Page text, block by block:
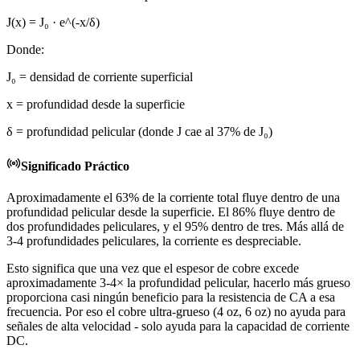
J(x) = J₀ · e^(-x/δ)
Donde:
J₀ = densidad de corriente superficial
x = profundidad desde la superficie
δ = profundidad pelicular (donde J cae al 37% de J₀)
Significado Práctico
Aproximadamente el 63% de la corriente total fluye dentro de una
profundidad pelicular desde la superficie. El 86% fluye dentro de
dos profundidades peliculares, y el 95% dentro de tres. Más allá de
3-4 profundidades peliculares, la corriente es despreciable.
Esto significa que una vez que el espesor de cobre excede
aproximadamente 3-4× la profundidad pelicular, hacerlo más grueso
proporciona casi ningún beneficio para la resistencia de CA a esa
frecuencia. Por eso el cobre ultra-grueso (4 oz, 6 oz) no ayuda para
señales de alta velocidad - solo ayuda para la capacidad de corriente
DC.